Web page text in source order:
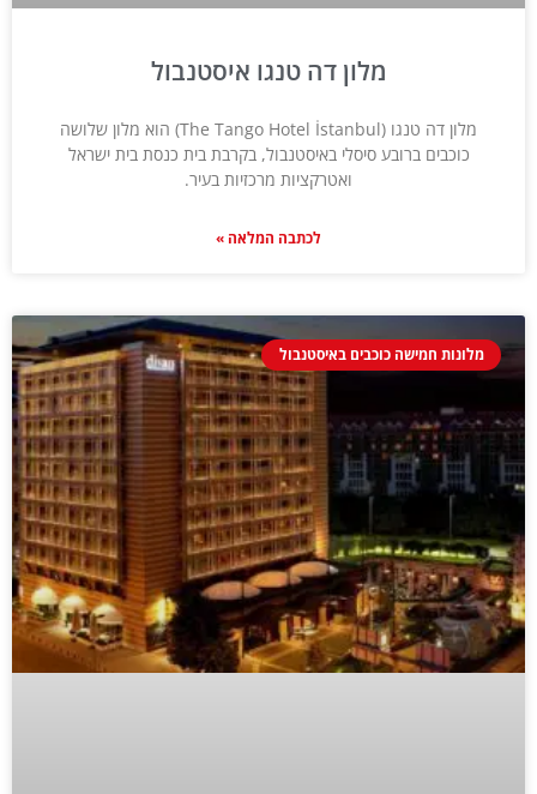
מלון דה טנגו איסטנבול
מלון דה טנגו (The Tango Hotel İstanbul) הוא מלון שלושה
כוכבים ברובע סיסלי באיסטנבול, בקרבת בית כנסת בית ישראל
ואטרקציות מרכזיות בעיר.
לכתבה המלאה »
מלונות חמישה כוכבים באיסטנבול